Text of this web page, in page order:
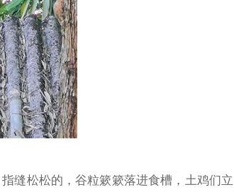
缝松松的，谷粒簌簌落进食槽，土鸡们立